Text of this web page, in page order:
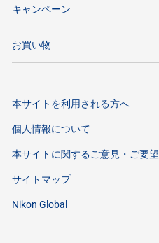
キャンペーン
お買い物
本サイトを利用される方へ
個人情報について
本サイトに関するご意見・ご要望
サイトマップ
Nikon Global